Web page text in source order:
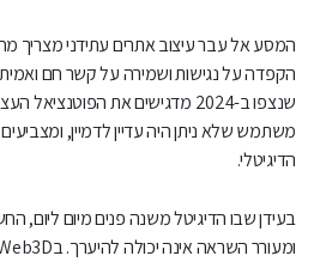
המסע אל עבר עיצוב אתרים עתידני מצריך
הקפדה על נגישות ושמירה על קשר חם
שנצפו ב-2024 מדגישים את
משתמש שלא ניתן היה עדיין לדמיין,
הדיגיטלי.
בעידן שבו הדיגיטל משנה פנים מיום ליום,